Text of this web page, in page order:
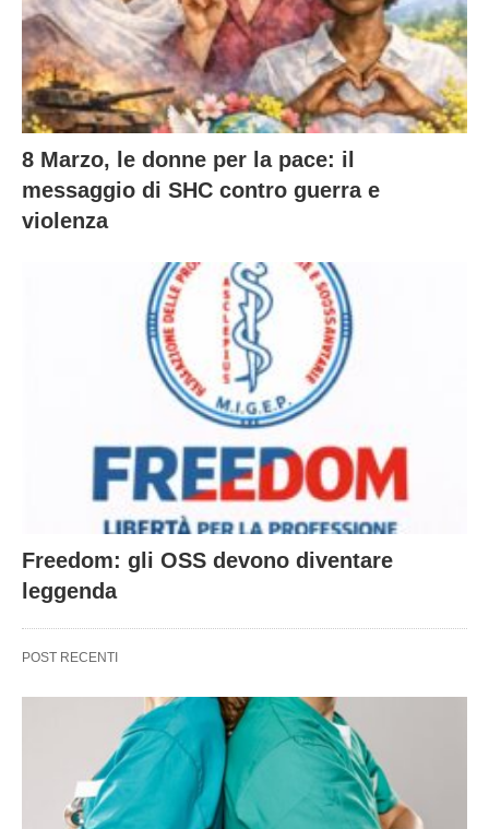
8 Marzo, le donne per la pace: il
messaggio di SHC contro guerra e
violenza
Freedom: gli OSS devono diventare
leggenda
POST RECENTI